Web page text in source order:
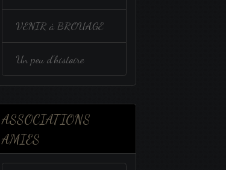
VENIR à BROUAGE
Un peu d'histoire
ASSOCIATIONS
AMIES